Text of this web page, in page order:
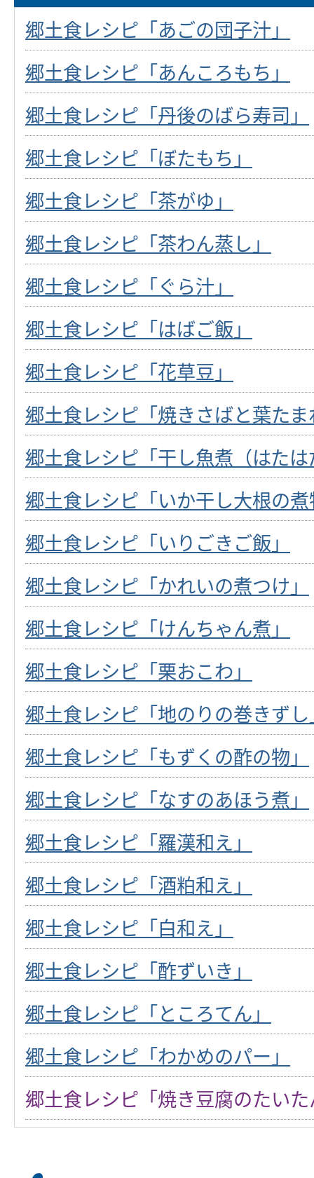
郷土食レシピ「あごの団子汁」
郷土食レシピ「あんころもち」
郷土食レシピ「丹後のばら寿司」
郷土食レシピ「ぼたもち」
郷土食レシピ「茶がゆ」
郷土食レシピ「茶わん蒸し」
郷土食レシピ「ぐら汁」
郷土食レシピ「はばご飯」
郷土食レシピ「花草豆」
郷土食レシピ「焼きさばと葉た
郷土食レシピ「干し魚煮（はた
郷土食レシピ「いか干し大根の
郷土食レシピ「いりごきご飯」
郷土食レシピ「かれいの煮つけ」
郷土食レシピ「けんちゃん煮」
郷土食レシピ「栗おこわ」
郷土食レシピ「地のりの巻きず
郷土食レシピ「もずくの酢の物」
郷土食レシピ「なすのあほう煮」
郷土食レシピ「羅漢和え」
郷土食レシピ「酒粕和え」
郷土食レシピ「白和え」
郷土食レシピ「酢ずいき」
郷土食レシピ「ところてん」
郷土食レシピ「わかめのパー」
郷土食レシピ「焼き豆腐のたい